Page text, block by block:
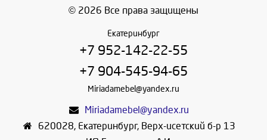
© 2026 Все права защищены
Екатеринбург
+7 952-142-22-55
+7 904-545-94-65
Miriadamebel@yandex.ru
Miriadamebel@yandex.ru
620028, Екатеринбург, Верх-исетский б-р 13